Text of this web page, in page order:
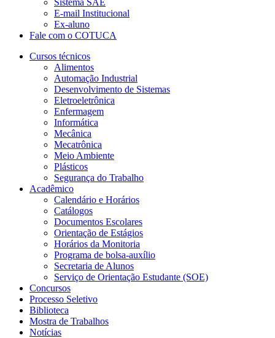
Sistema SAE
E-mail Institucional
Ex-aluno
Fale com o COTUCA
Cursos técnicos
Alimentos
Automação Industrial
Desenvolvimento de Sistemas
Eletroeletrônica
Enfermagem
Informática
Mecânica
Mecatrônica
Meio Ambiente
Plásticos
Segurança do Trabalho
Acadêmico
Calendário e Horários
Catálogos
Documentos Escolares
Orientação de Estágios
Horários da Monitoria
Programa de bolsa-auxílio
Secretaria de Alunos
Serviço de Orientação Estudante (SOE)
Concursos
Processo Seletivo
Biblioteca
Mostra de Trabalhos
Notícias